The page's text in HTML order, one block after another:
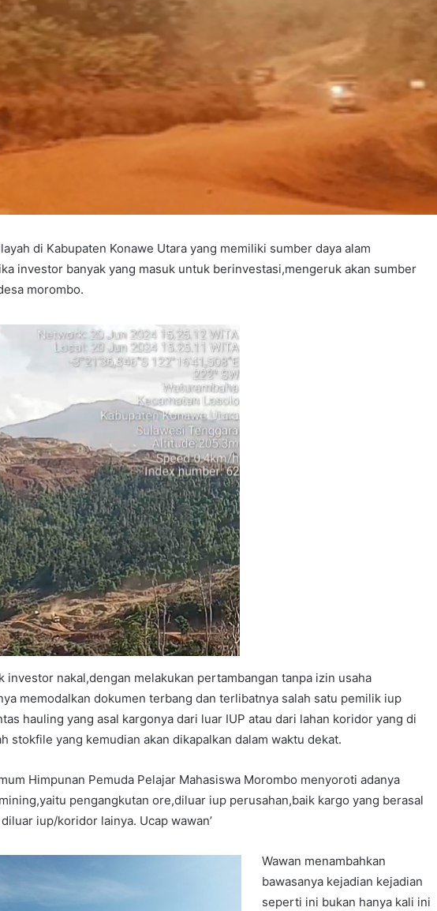
di Kabupaten Konawe Utara yang memiliki sumber daya alam
investor banyak yang masuk untuk berinvestasi,mengeruk akan sumber
morombo.
investor nakal,dengan melakukan pertambangan tanpa izin usaha
memodalkan dokumen terbang dan terlibatnya salah satu pemilik iup
hauling yang asal kargonya dari luar IUP atau dari lahan koridor yang di
stokfile yang kemudian akan dikapalkan dalam waktu dekat.
Himpunan Pemuda Pelajar Mahasiswa Morombo menyoroti adanya
pengangkutan ore,diluar iup perusahan,baik kargo yang berasal
iup/koridor lainya. Ucap wawan’
Wawan menambahkan
bawasanya kejadian kejadian
seperti ini bukan hanya kali ini